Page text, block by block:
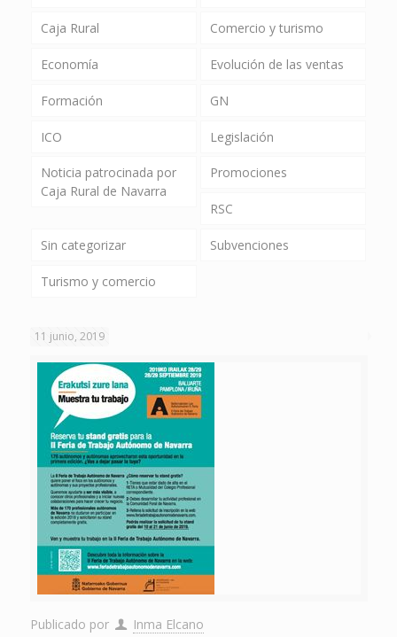
Caja Rural Comercio y turismo
Economía Evolución de las ventas
Formación GN
ICO Legislación
Noticia patrocinada por
Caja Rural de Navarra
Promociones
RSC
Sin categorizar Subvenciones
Turismo y comercio
11 junio, 2019
Publicado por Inma Elcano